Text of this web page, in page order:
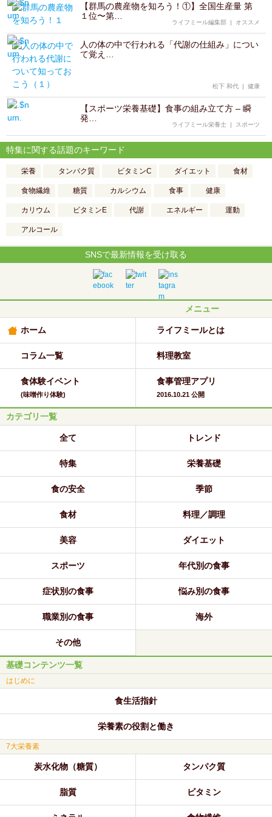
【群馬の農産物を知ろう！①】全国生産量 第
１位〜第…
ライフミール編集部 | オススメ
人の体の中で行われる「代謝の仕組み」につい
て覚え…
松下 和代 | 健康
【スポーツ栄養基礎】食事の組み立て方 – 瞬
発…
ライフミール栄養士 | スポーツ
特集に関する話題のキーワード
栄養 タンパク質 ビタミンC ダイエット 食材
食物繊維 糖質 カルシウム 食事 健康
カリウム ビタミンE 代謝 エネルギー 運動
アルコール
SNSで最新情報を受け取る
メニュー
ホーム ライフミールとは
コラム一覧 料理教室
食体験イベント
(味噌作り体験)
食事管理アプリ
2016.10.21 公開
カテゴリ一覧
全て トレンド
特集 栄養基礎
食の安全 季節
食材 料理／調理
美容 ダイエット
スポーツ 年代別の食事
症状別の食事 悩み別の食事
職業別の食事 海外
その他
基礎コンテンツ一覧
はじめに
食生活指針
栄養素の役割と働き
7大栄養素
炭水化物（糖質） タンパク質
脂質 ビタミン